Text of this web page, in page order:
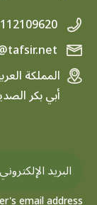
المملكة
أبي بكر
email address.